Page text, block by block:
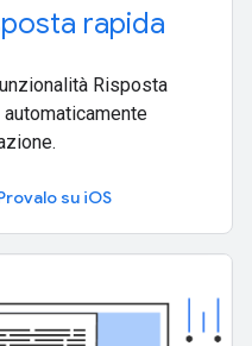
rapida
Risposta
su iOS